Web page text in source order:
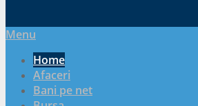
Menu
Home
Afaceri
Bani pe net